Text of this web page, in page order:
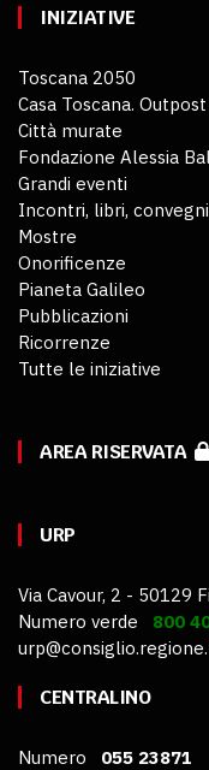
INIZIATIVE
Toscana 2050
Casa Toscana.
Città murate
Fondazione Alessia
Grandi eventi
Incontri, libri, convegni
Mostre
Onorificenze
Pianeta Galileo
Pubblicazioni
Ricorrenze
Tutte le iniziative
AREA RISERVATA
URP
Via Cavour, 2 - 50129
Numero verde 800
CENTRALINO
Numero 055 23871